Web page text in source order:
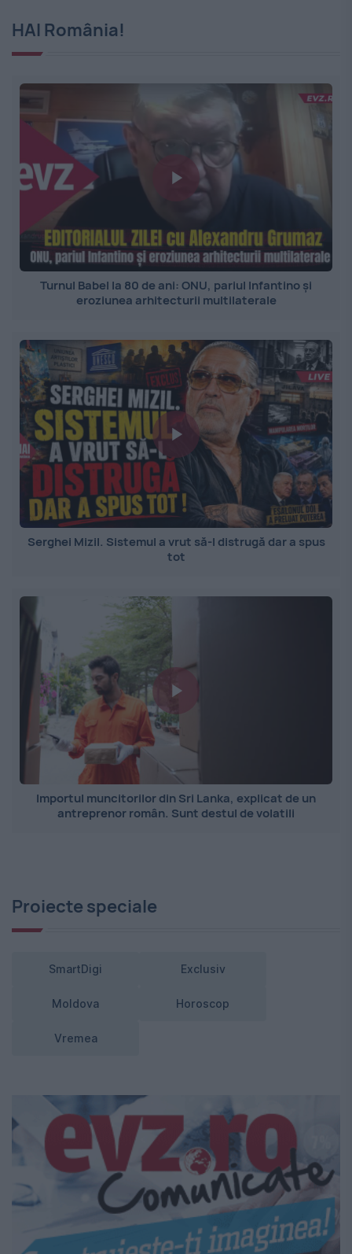
HAI România!
Turnul Babel la 80 de ani: ONU, pariul Infantino și
eroziunea arhitecturii multilaterale
Serghei Mizil. Sistemul a vrut să-l distrugă dar a spus
tot
Importul muncitorilor din Sri Lanka, explicat de un
antreprenor român. Sunt destul de volatili
Proiecte speciale
SmartDigi Exclusiv
Moldova Horoscop
Vremea